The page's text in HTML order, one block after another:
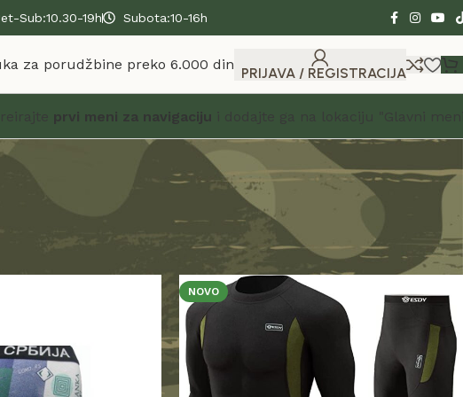
Sub:10.30-19h Subota:10-16h
za porudžbine preko 6.000 din PRIJAVA / REGISTRACIJA
prvi meni za navigaciju i dodajte ga na lokaciju "Glavni
NOVO